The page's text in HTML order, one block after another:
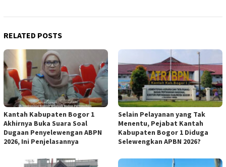
RELATED POSTS
Kantah Kabupaten Bogor 1
Akhirnya Buka Suara Soal
Dugaan Penyelewengan ABPN
2026, Ini Penjelasannya
Selain Pelayanan yang Tak
Menentu, Pejabat Kantah
Kabupaten Bogor 1 Diduga
Selewengkan APBN 2026?